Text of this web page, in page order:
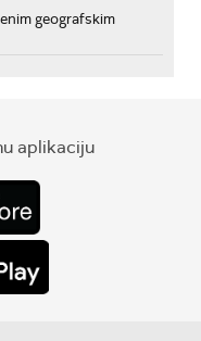
geografskim
aplikaciju